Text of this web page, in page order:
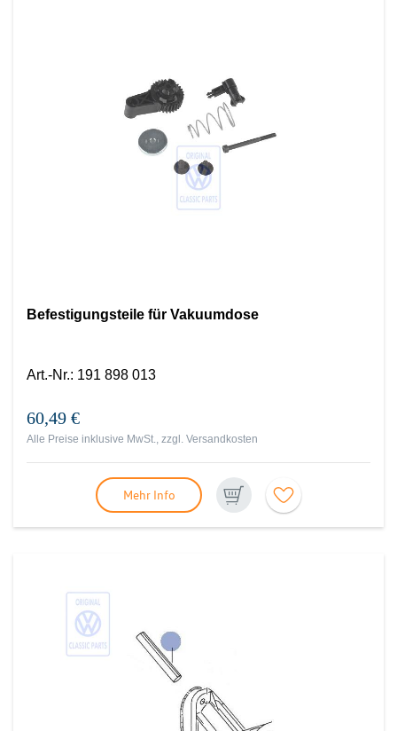
Befestigungsteile für Vakuumdose
Art.-Nr.: 191 898 013
60,49 €
Alle Preise inklusive MwSt., zzgl. Versandkosten
Mehr Info